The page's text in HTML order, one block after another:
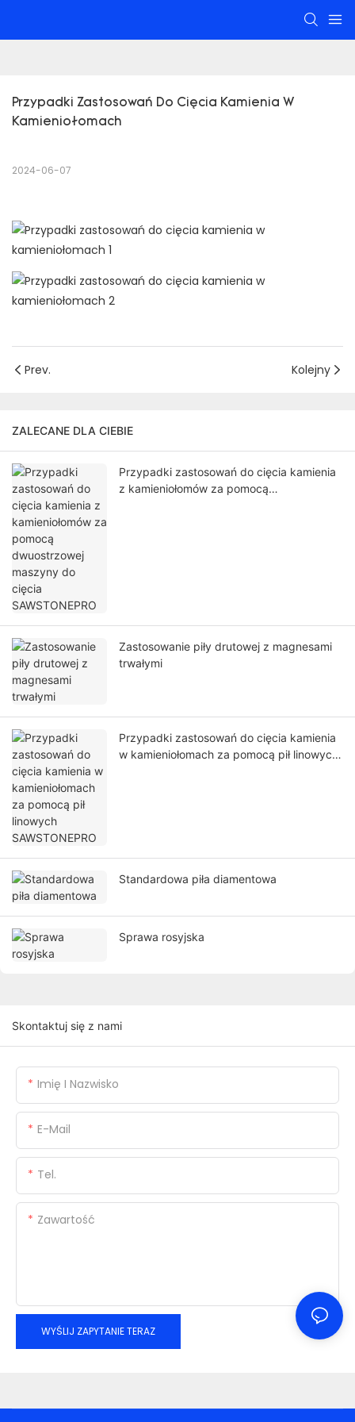
Przypadki Zastosowań Do Cięcia Kamienia W
Kamieniołomach
2024-06-07
Prev. Kolejny
ZALECANE DLA CIEBIE
Przypadki zastosowań do cięcia kamienia
z kamieniołomów za pomocą
Zastosowanie piły drutowej z magnesami
trwałymi
Przypadki zastosowań do cięcia kamienia
w kamieniołomach za pomocą pił linowych
Standardowa piła diamentowa
Sprawa rosyjska
Skontaktuj się z nami
Imię I Nazwisko
E-Mail
Tel.
Zawartość
WYŚLIJ ZAPYTANIE TERAZ